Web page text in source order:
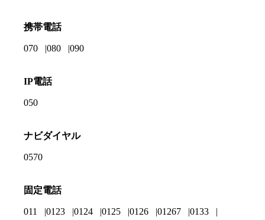
携帯電話
070 080 090
IP電話
050
ナビダイヤル
0570
固定電話
011 0123 0124 0125 0126 01267
0133